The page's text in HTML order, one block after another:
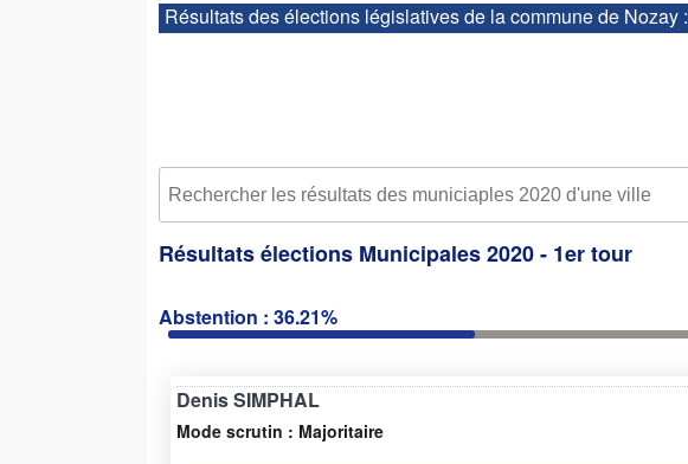
Résultats des élections législatives de la commune de Nozay :
Résultats élections Municipales 2020 - 1er tour
Abstention : 36.21%
Denis SIMPHAL
Mode scrutin : Majoritaire